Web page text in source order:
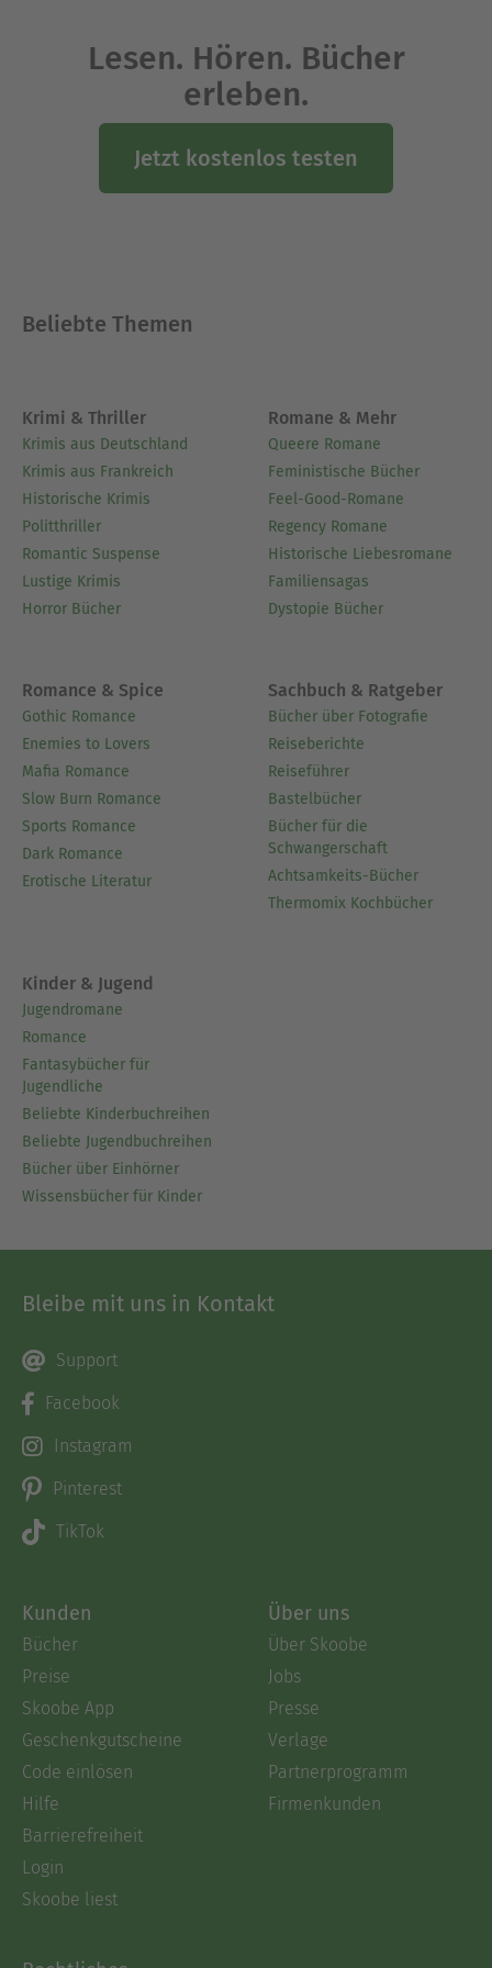
Business School. Sie coachet für das Innosuisse-
Programm des Bundes und unterrichtet
Lesen. Hören. Bücher
erleben.
Jetzt kostenlos testen
Beliebte Themen
Krimi & Thriller
Krimis aus Deutschland
Krimis aus Frankreich
Historische Krimis
Politthriller
Romantic Suspense
Lustige Krimis
Horror Bücher
Romane & Mehr
Queere Romane
Feministische Bücher
Feel-Good-Romane
Regency Romane
Historische Liebesromane
Familiensagas
Dystopie Bücher
Romance & Spice
Gothic Romance
Enemies to Lovers
Mafia Romance
Slow Burn Romance
Sports Romance
Dark Romance
Erotische Literatur
Sachbuch & Ratgeber
Bücher über Fotografie
Reiseberichte
Reiseführer
Bastelbücher
Bücher für die
Schwangerschaft
Achtsamkeits-Bücher
Thermomix Kochbücher
Kinder & Jugend
Jugendromane
Romance
Fantasybücher für
Jugendliche
Beliebte Kinderbuchreihen
Beliebte Jugendbuchreihen
Bücher über Einhörner
Wissensbücher für Kinder
Bleibe mit uns in Kontakt
Support
Facebook
Instagram
Pinterest
TikTok
Kunden
Bücher
Preise
Skoobe App
Geschenkgutscheine
Code einlösen
Hilfe
Barrierefreiheit
Login
Skoobe liest
Über uns
Über Skoobe
Jobs
Presse
Verlage
Partnerprogramm
Firmenkunden